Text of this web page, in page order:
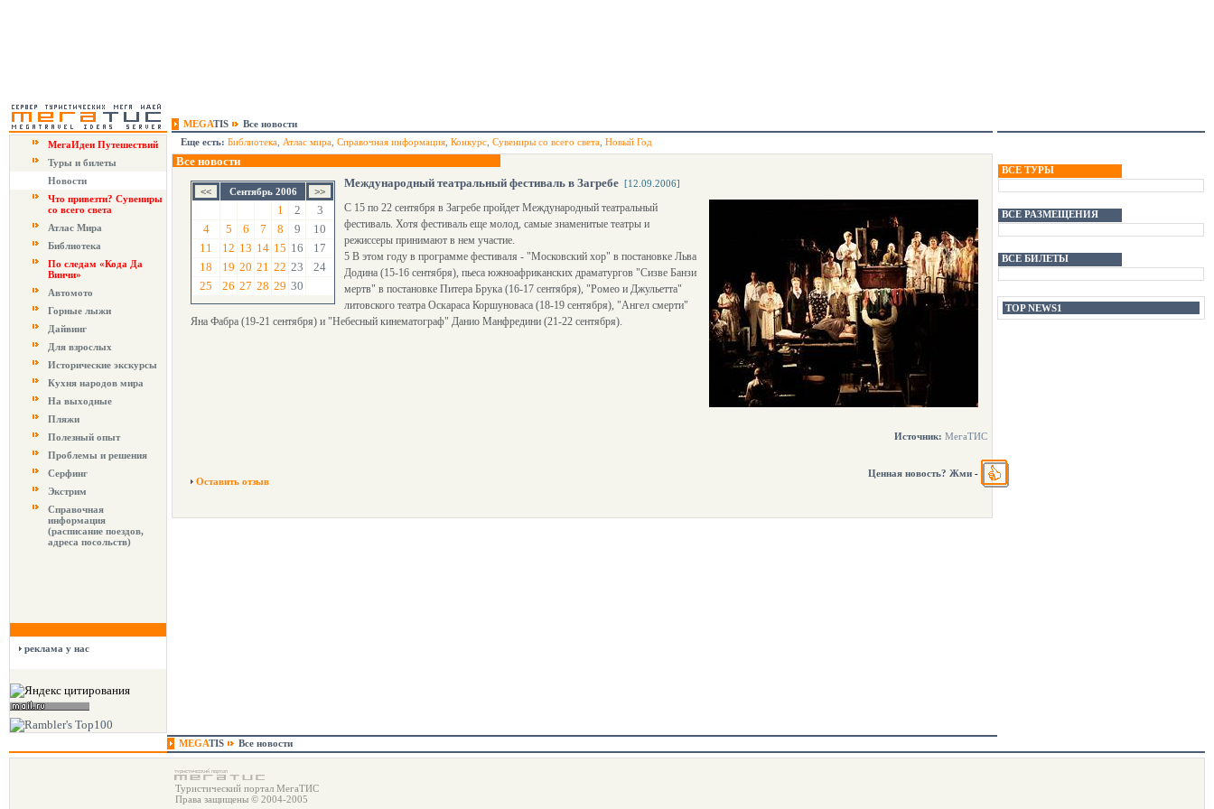
MEGATIS
Все новости
МегаИдеи Путешествий
Туры и билеты
Новости
Что привезти? Сувениры
со всего света
Атлас Мира
Библиотека
По следам «Кода Да
Винчи»
Автомото
Горные лыжи
Дайвинг
Для взрослых
Исторические экскурсы
Кухня народов мира
На выходные
Пляжи
Полезный опыт
Проблемы и решения
Серфинг
Экстрим
Справочная
информация
(расписание поездов,
адреса посольств)
реклама у нас
Еще есть: Библиотека Атлас мира Справочная информация Конкурс Сувениры со всего света Новый Год
Все новости
Сентябрь 2006
1 2
3
4
5 6 7 8 9
10
11
12 13 14 15 16
17
18
19 20 21 22 23
24
25
26 27 28 29 30
Международный театральный фестиваль в Загребе [12.09.2006]
С 15 по 22 сентября в Загребе пройдет Международный театральный
фестиваль. Хотя фестиваль еще молод, самые знаменитые театры и
режиссеры принимают в нем участие.
5 В этом году в программе фестиваля - "Московский хор" в постановке Льва
Додина (15-16 сентября), пьеса южноафриканских драматургов "Сизве Банзи
мертв" в постановке Питера Брука (16-17 сентября), "Ромео и Джульетта"
литовского театра Оскараса Коршуноваса (18-19 сентября), "Ангел смерти"
Яна Фабра (19-21 сентября) и "Небесный кинематограф" Данио Манфредини (21-22 сентября).
Источник: МегаТИС
Оставить отзыв
Ценная новость? Жми -
ВСЕ ТУРЫ
ВСЕ РАЗМЕЩЕНИЯ
ВСЕ БИЛЕТЫ
TOP NEWS1
MEGATIS Все новости
Туристический портал МегаТИС
Права защищены © 2004-2005